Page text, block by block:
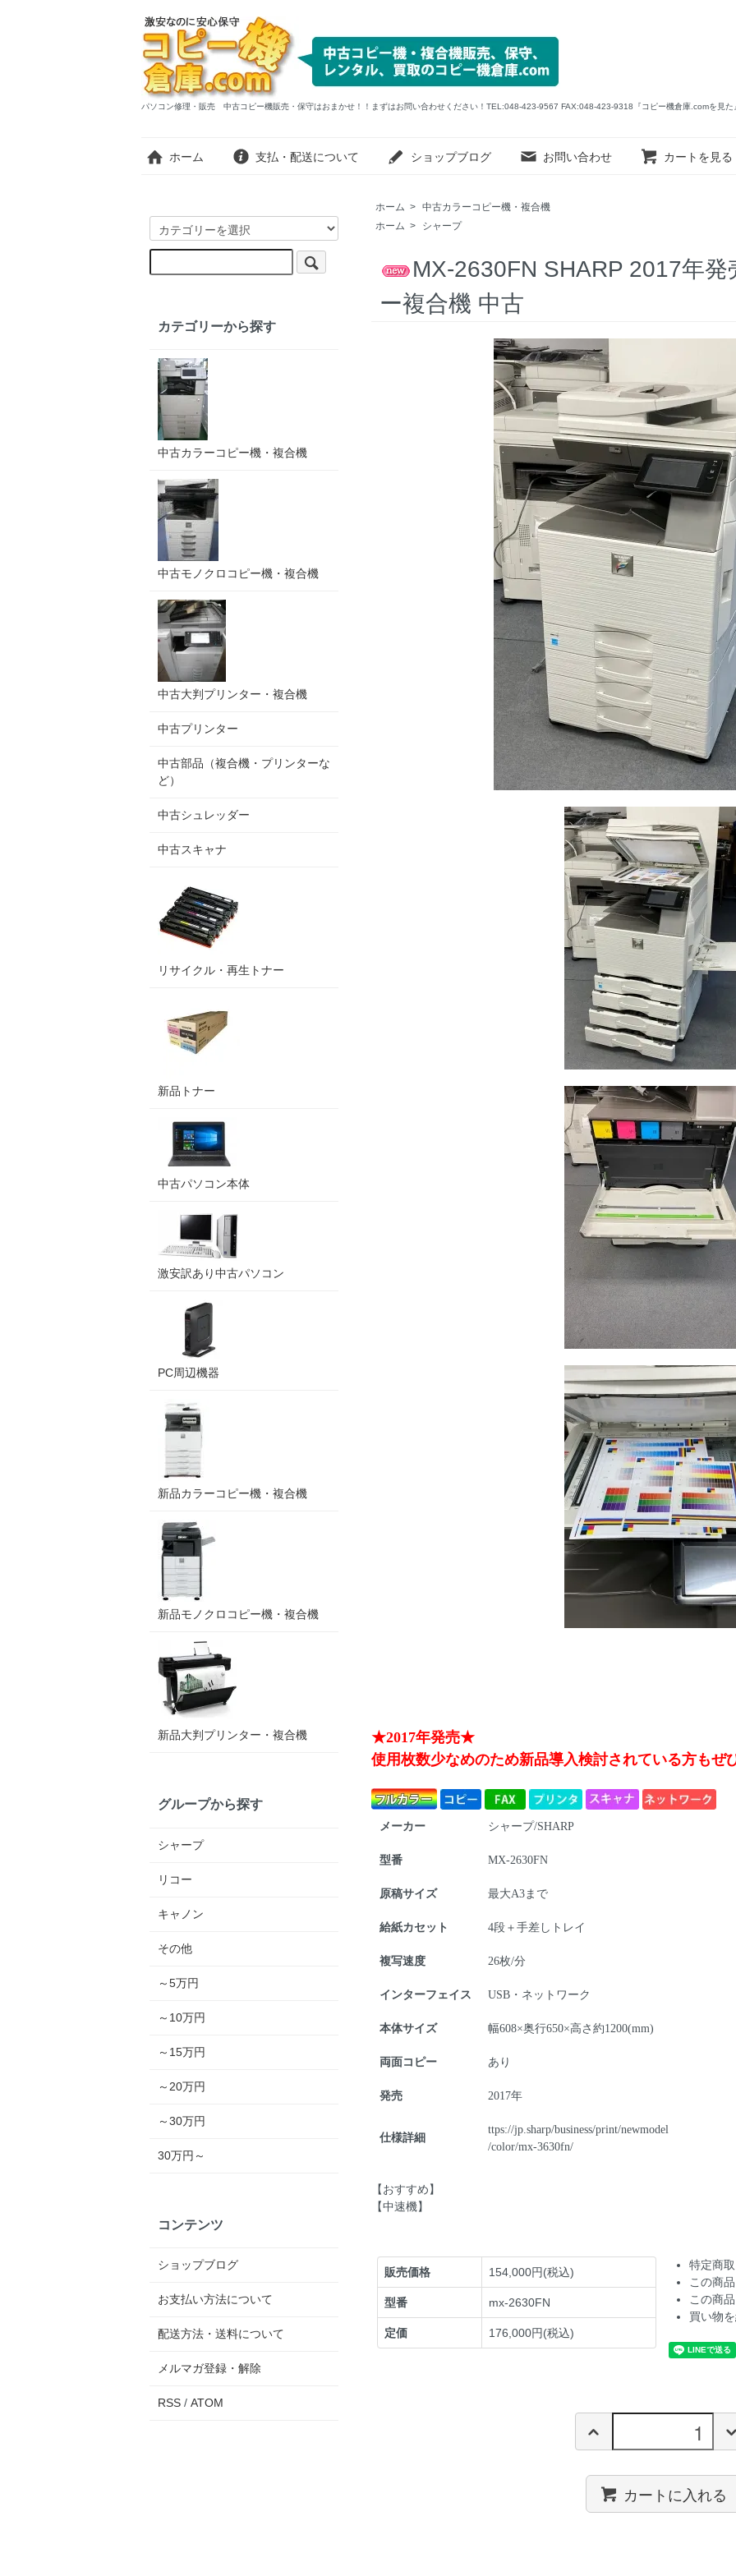
パソコン修理・販売 中古コピー機販売・保守はおまかせ！！まずはお問い合わせください！TEL:048-423-9567 FAX:048-423-9318『コピー機倉庫.comを見た
ホーム 支払・配送について ショップブログ お問い合わせ カートを見る
ホーム > 中古カラーコピー機・複合機
ホーム > シャープ
MX-2630FN SHARP 2017年
ー複合機 中古
★2017年発売★
使用枚数少なめのため新品導入検討されている方もぜ
メーカー シャープ/SHARP
型番 MX-2630FN
原稿サイズ 最大A3まで
給紙カセット 4段＋手差しトレイ
複写速度 26枚/分
インターフェイス USB・ネットワーク
本体サイズ 幅608×奥行650×高さ約1200(mm)
両面コピー あり
発売 2017年
仕様詳細
ttps://jp.sharp/business/print/newmodel
/color/mx-3630fn/
【おすすめ】
【中速機】
販売価格 154,000円(税込)
型番 mx-2630FN
定価 176,000円(税込)
特定商
この商
この商
買い物
カートに入れる
カテゴリーから探す
中古カラーコピー機・複合機
中古モノクロコピー機・複合機
中古大判プリンター・複合機
中古プリンター
中古部品（複合機・プリンターな
ど）
中古シュレッダー
中古スキャナ
リサイクル・再生トナー
新品トナー
中古パソコン本体
激安訳あり中古パソコン
PC周辺機器
新品カラーコピー機・複合機
新品モノクロコピー機・複合機
新品大判プリンター・複合機
グループから探す
シャープ
リコー
キャノン
その他
～5万円
～10万円
～15万円
～20万円
～30万円
30万円～
コンテンツ
ショップブログ
お支払い方法について
配送方法・送料について
メルマガ登録・解除
RSS / ATOM